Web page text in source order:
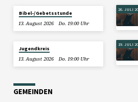
Bibel-/Gebetsstunde
13. August 2026
Do. 19:00 Uhr
Jugendkreis
13. August 2026
Do. 19:00 Uhr
26. JULI
19. JULI
GEMEINDEN